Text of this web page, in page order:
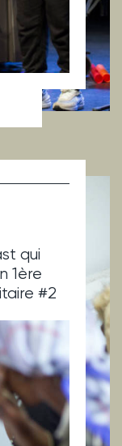
qui
1ère
#2